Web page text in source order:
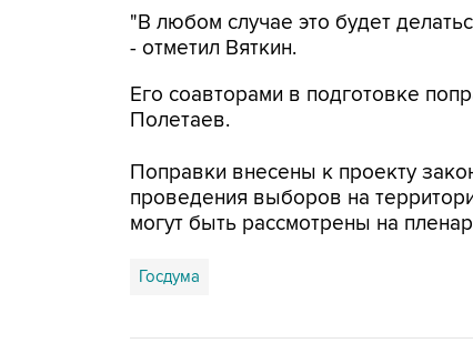
"В любом случае это будет
- отметил Вяткин.
Его соавторами в подготовке
Полетаев.
Поправки внесены к проекту
проведения выборов на
могут быть рассмотрены на
Госдума